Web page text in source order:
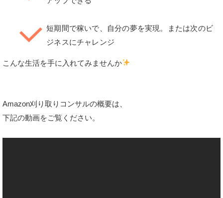
短期間で稼いで、自分の夢を実現。または次のビ
ジネスにチャレンジ
こんな生活を手に入れてみませんか
Amazon刈り取りコンサルの概要は、
下記の動画をご覧ください。